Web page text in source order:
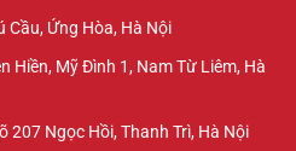
Cầu, Ứng Hòa, Hà Nội
Hiền, Mỹ Đình 1, Nam Từ Liêm, Hà
207 Ngọc Hồi, Thanh Trì, Hà Nội